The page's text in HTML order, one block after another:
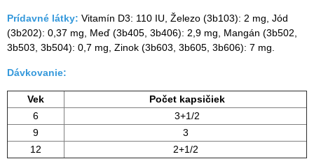
Prídavné látky: Vitamín D3: 110 IU, Železo (3b103): 2 mg, Jód
(3b202): 0,37 mg, Meď (3b405, 3b406): 2,9 mg, Mangán (3b502,
3b503, 3b504): 0,7 mg, Zinok (3b603, 3b605, 3b606): 7 mg.
Dávkovanie:
Vek
Počet kapsičiek
6
3+1/2
9
3
12
2+1/2